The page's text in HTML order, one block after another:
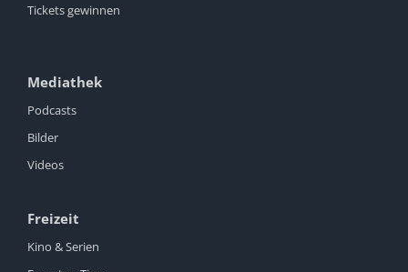
Tickets gewinnen
Mediathek
Podcasts
Bilder
Videos
Freizeit
Kino & Serien